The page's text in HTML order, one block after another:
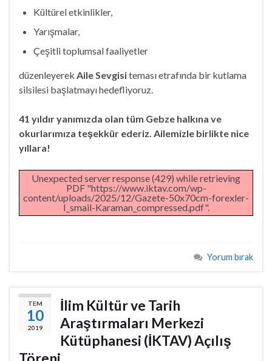
Kültürel etkinlikler,
Yarışmalar,
Çeşitli toplumsal faaliyetler
düzenleyerek Aile Sevgisiteması etrafında bir kutlama
silsilesi başlatmayı hedefliyoruz.
41 yıldır yanımızda olan tüm Gebze halkına ve
okurlarımıza teşekkür ederiz. Ailemizle birlikte nice
yıllara!
Unexpected server response (429) while retrieving
PDF "https://www.iktav.com/wp-
content/uploads/2025/12/Gazete-50x70cm-forexler-
I_smail-Karaman_compressed.pdf".
Yorum bırak
TEM
10
2019
İlim Kültür ve Tarih
Araştırmaları Merkezi
Kütüphanesi (İKTAV) Açılış